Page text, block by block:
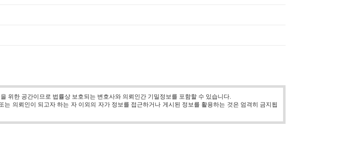
위한 공간이므로 법률상 보호되는 변호사와 의뢰인간 기밀정보를 포함할 수 있습니다.
의뢰인이 되고자 하는 자 이외의 자가 정보를 접근하거나 게시된 정보를 활용하는 것은 엄격히 금지됩